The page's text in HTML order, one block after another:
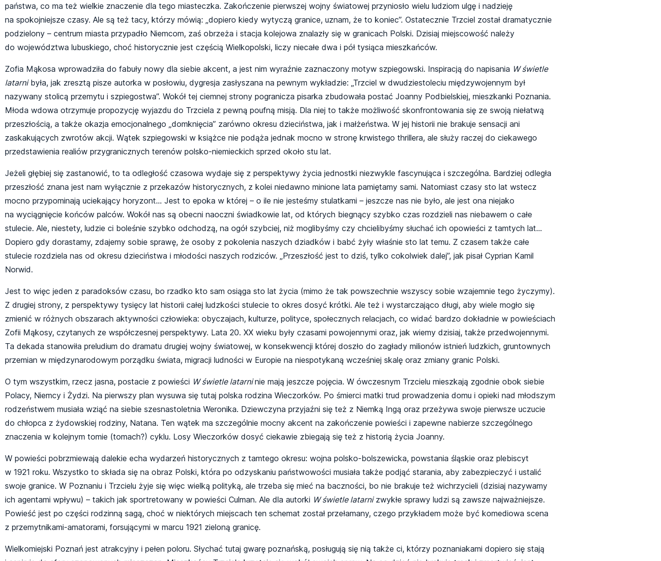
państwa, co ma też wielkie znaczenie dla tego miasteczka. Zakończenie pierwszej wojny światowej przyniosło wielu ludziom ulgę i nadzieję
na spokojniejsze czasy. Ale są też tacy, którzy mówią: „dopiero kiedy wytyczą granice, uznam, że to koniec”. Ostatecznie Trzciel został dramatycznie
podzielony – centrum miasta przypadło Niemcom, zaś obrzeża i stacja kolejowa znalazły się w granicach Polski. Dzisiaj miejscowość należy
do województwa lubuskiego, choć historycznie jest częścią Wielkopolski, liczy niecałe dwa i pół tysiąca mieszkańców.
Zofia Mąkosa wprowadziła do fabuły nowy dla siebie akcent, a jest nim wyraźnie zaznaczony motyw szpiegowski. Inspiracją do napisania W świetle
latarnibyła, jak zresztą pisze autorka w posłowiu, dygresja zasłyszana na pewnym wykładzie: „Trzciel w dwudziestoleciu międzywojennym był
nazywany stolicą przemytu i szpiegostwa”. Wokół tej ciemnej strony pogranicza pisarka zbudowała postać Joanny Podbielskiej, mieszkanki Poznania.
Młoda wdowa otrzymuje propozycję wyjazdu do Trzciela z pewną poufną misją. Dla niej to także możliwość skonfrontowania się ze swoją niełatwą
przeszłością, a także okazja emocjonalnego „domknięcia” zarówno okresu dzieciństwa, jak i małżeństwa. W jej historii nie brakuje sensacji ani
zaskakujących zwrotów akcji. Wątek szpiegowski w książce nie podąża jednak mocno w stronę krwistego thrillera, ale służy raczej do ciekawego
przedstawienia realiów przygranicznych terenów polsko-niemieckich sprzed około stu lat.
Jeżeli głębiej się zastanowić, to ta odległość czasowa wydaje się z perspektywy życia jednostki niezwykle fascynująca i szczególna. Bardziej odległa
przeszłość znana jest nam wyłącznie z przekazów historycznych, z kolei niedawno minione lata pamiętamy sami. Natomiast czasy sto lat wstecz
mocno przypominają uciekający horyzont… Jest to epoka w której – o ile nie jesteśmy stulatkami – jeszcze nas nie było, ale jest ona niejako
na wyciągnięcie końców palców. Wokół nas są obecni naoczni świadkowie lat, od których biegnący szybko czas rozdzieli nas niebawem o całe
stulecie. Ale, niestety, ludzie ci boleśnie szybko odchodzą, na ogół szybciej, niż moglibyśmy czy chcielibyśmy słuchać ich opowieści z tamtych lat…
Dopiero gdy dorastamy, zdajemy sobie sprawę, że osoby z pokolenia naszych dziadków i babć żyły właśnie sto lat temu. Z czasem także całe
stulecie rozdziela nas od okresu dzieciństwa i młodości naszych rodziców. „Przeszłość jest to dziś, tylko cokolwiek dalej”, jak pisał Cyprian Kamil
Norwid.
Jest to więc jeden z paradoksów czasu, bo rzadko kto sam osiąga sto lat życia (mimo że tak powszechnie wszyscy sobie wzajemnie tego życzymy).
Z drugiej strony, z perspektywy tysięcy lat historii całej ludzkości stulecie to okres dosyć krótki. Ale też i wystarczająco długi, aby wiele mogło się
zmienić w różnych obszarach aktywności człowieka: obyczajach, kulturze, polityce, społecznych relacjach, co widać bardzo dokładnie w powieściach
Zofii Mąkosy, czytanych ze współczesnej perspektywy. Lata 20. XX wieku były czasami powojennymi oraz, jak wiemy dzisiaj, także przedwojennymi.
Ta dekada stanowiła preludium do dramatu drugiej wojny światowej, w konsekwencji której doszło do zagłady milionów istnień ludzkich, gruntownych
przemian w międzynarodowym porządku świata, migracji ludności w Europie na niespotykaną wcześniej skalę oraz zmiany granic Polski.
O tym wszystkim, rzecz jasna, postacie z powieści W świetle latarninie mają jeszcze pojęcia. W ówczesnym Trzcielu mieszkają zgodnie obok siebie
Polacy, Niemcy i Żydzi. Na pierwszy plan wysuwa się tutaj polska rodzina Wieczorków. Po śmierci matki trud prowadzenia domu i opieki nad młodszym
rodzeństwem musiała wziąć na siebie szesnastoletnia Weronika. Dziewczyna przyjaźni się też z Niemką Ingą oraz przeżywa swoje pierwsze uczucie
do chłopca z żydowskiej rodziny, Natana. Ten wątek ma szczególnie mocny akcent na zakończenie powieści i zapewne nabierze szczególnego
znaczenia w kolejnym tomie (tomach?) cyklu. Losy Wieczorków dosyć ciekawie zbiegają się też z historią życia Joanny.
W powieści pobrzmiewają dalekie echa wydarzeń historycznych z tamtego okresu: wojna polsko-bolszewicka, powstania śląskie oraz plebiscyt
w 1921 roku. Wszystko to składa się na obraz Polski, która po odzyskaniu państwowości musiała także podjąć starania, aby zabezpieczyć i ustalić
swoje granice. W Poznaniu i Trzcielu żyje się więc wielką polityką, ale trzeba się mieć na baczności, bo nie brakuje też wichrzycieli (dzisiaj nazywamy
ich agentami wpływu) – takich jak sportretowany w powieści Culman. Ale dla autorki W świetle latarnizwykłe sprawy ludzi są zawsze najważniejsze.
Powieść jest po części rodzinną sagą, choć w niektórych miejscach ten schemat został przełamany, czego przykładem może być komediowa scena
z przemytnikami-amatorami, forsującymi w marcu 1921 zieloną granicę.
Wielkomiejski Poznań jest atrakcyjny i pełen poloru. Słychać tutaj gwarę poznańską, posługują się nią także ci, którzy poznaniakami dopiero się stają